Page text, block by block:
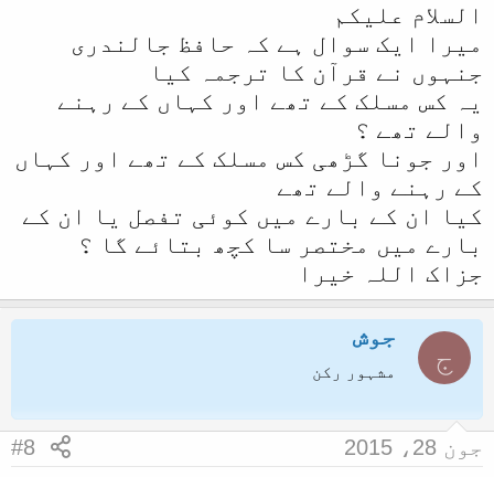
:
السلام علیکم
میرا ایک سوال ہے کہ حافظ جالندری
جنہوں نے قرآن کا ترجمہ کیا
یہ کس مسلک کے تھے اور کہاں کے رہنے
والے تھے ؟
اور جونا گڑھی کس مسلک کے تھے اور کہاں
کے رہنے والے تھے
کیا ان کے بارے میں کوئی تفصل یا ان کے
بارے میں مختصر سا کچھ بتائے گا ؟
جزاک اللہ خیرا
ج
جوش
مشہور رکن
جون 28، 2015 #8